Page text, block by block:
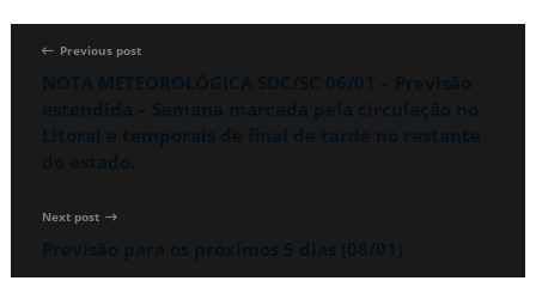
Previous post
Next post